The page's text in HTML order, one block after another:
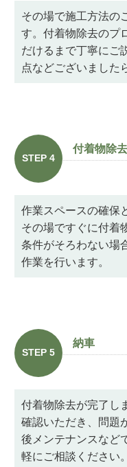
その場で施工方法の
す。付着物除去のプ
だけるまで丁寧にご
点などございました
STEP 4
付着物除去
作業スペースの確保
その場ですぐに付着
条件がそろわない場
作業を行います。
STEP 5
納車
付着物除去が完了し
確認いただき、問題
後メンテナンスなど
軽にご相談ください